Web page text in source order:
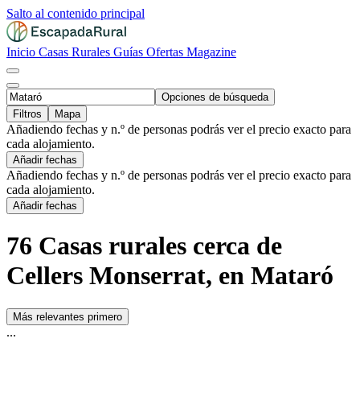
Salto al contenido principal
Inicio Casas Rurales Guías Ofertas Magazine
Opciones de búsqueda
Filtros
Mapa
Añadiendo fechas y n.º de personas podrás ver el precio exacto para
cada alojamiento.
Añadir fechas
Añadiendo fechas y n.º de personas podrás ver el precio exacto para
cada alojamiento.
Añadir fechas
76 Casas rurales cerca de
Cellers Monserrat, en Mataró
Más relevantes primero
...